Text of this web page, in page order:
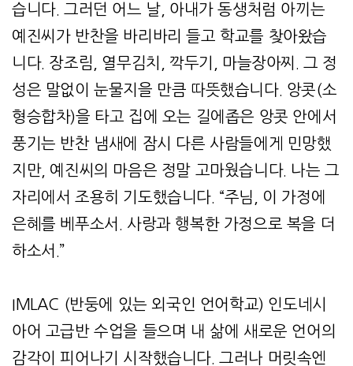
습니다. 그러던 어느 날, 아내가 동생처럼 아끼는
예진씨가 반찬을 바리바리 들고 학교를 찾아왔습
니다. 장조림, 열무김치, 깍두기, 마늘장아찌. 그 정
성은 말없이 눈물지을 만큼 따뜻했습니다. 앙콧(소
형승합차)을 타고 집에 오는 길에좁은 앙콧 안에서
풍기는 반찬 냄새에 잠시 다른 사람들에게 민망했
지만, 예진씨의 마음은 정말 고마웠습니다. 나는 그
자리에서 조용히 기도했습니다. “주님, 이 가정에
은혜를 베푸소서. 사랑과 행복한 가정으로 복을 더
하소서.”
IMLAC (반둥에 있는 외국인 언어학교) 인도네시
아어 고급반 수업을 들으며 내 삶에 새로운 언어의
감각이 피어나기 시작했습니다. 그러나 머릿속엔